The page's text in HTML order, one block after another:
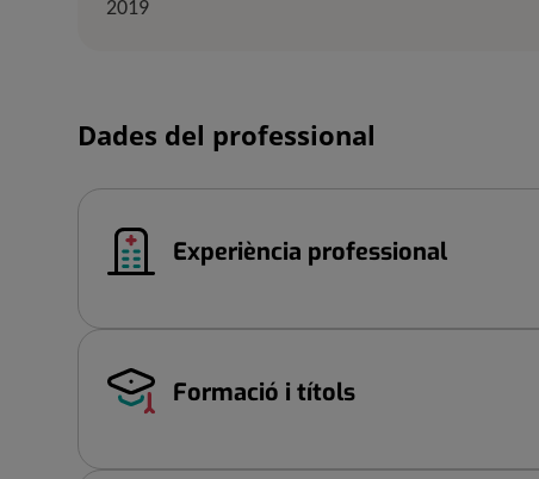
2019
Dades del professional
Experiència professional
Formació i títols